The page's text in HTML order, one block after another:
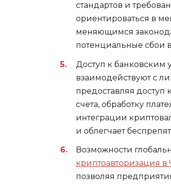
стандартов и
ориентироваться в
меняющимся
потенциальные сбои
Доступ к банковским
взаимодействуют с
предоставляя
счета, обработку
интеграции
и облегчает
Возможности
криптоавторизация в
позволяя